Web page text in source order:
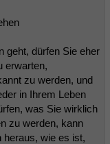
geht, dürfen Sie eher
erwarten,
zu werden, und
in Ihrem Leben
was Sie wirklich
zu werden, kann
wie es ist,